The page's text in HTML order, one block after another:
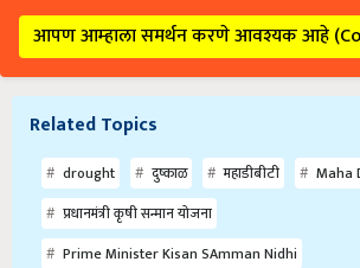
आपण आम्हाला समर्थन करणे आवश्यक आहे
Related Topics
drought दुष्काळ महाडीबीटी
Maha
प्रधानमंत्री कृषी सन्मान योजना
Prime Minister Kisan SAmman Nidhi